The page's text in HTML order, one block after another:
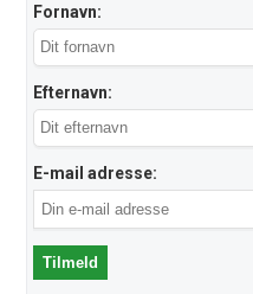
Fornavn:
Efternavn:
E-mail adresse: